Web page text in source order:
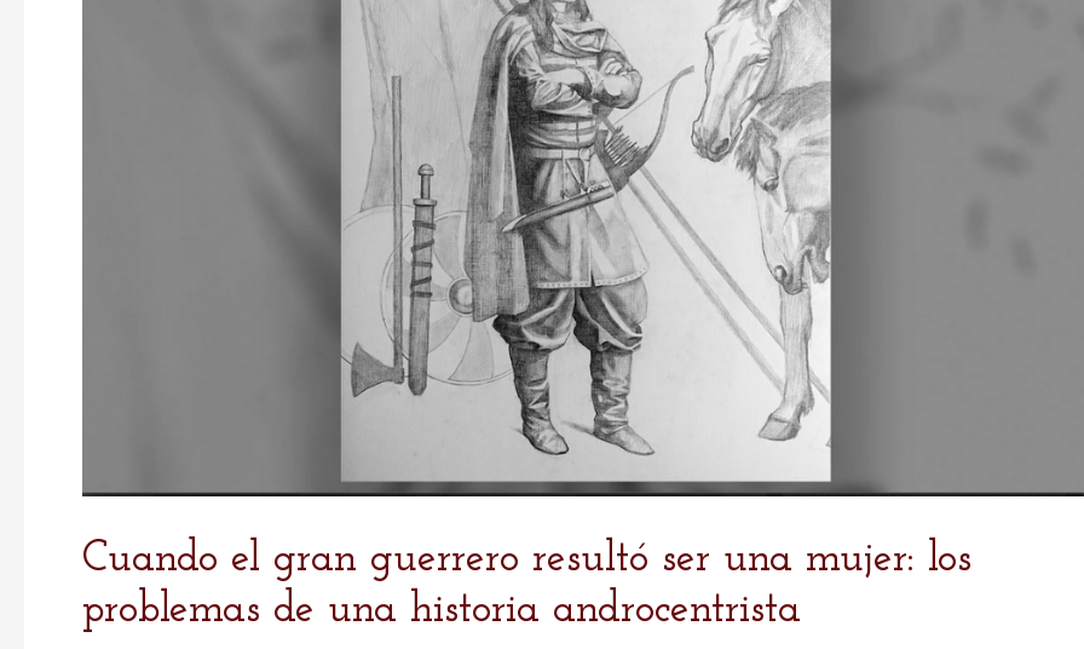
Cuando el gran guerrero resultó ser una mujer: los
problemas de una historia androcentrista